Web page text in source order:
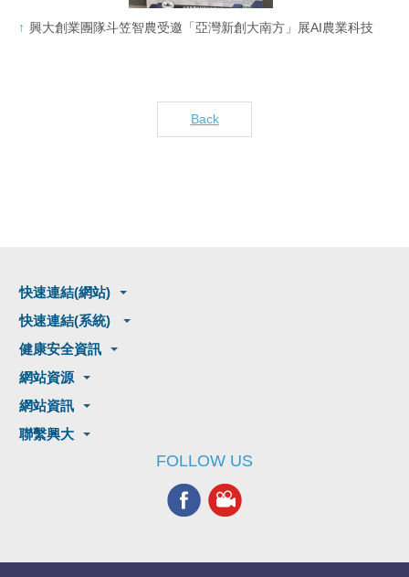
興大創業團隊斗笠智農受邀「亞灣新創大南方」展AI農業科技
Back
快速連結(網站)
快速連結(系統)
健康安全資訊
網站資源
網站資訊
聯繫興大
FOLLOW US